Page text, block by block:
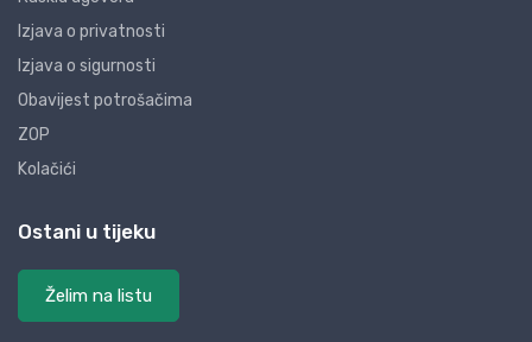
Izjava o privatnosti
Izjava o sigurnosti
Obavijest potrošačima
ZOP
Kolačići
Ostani u tijeku
Želim na listu